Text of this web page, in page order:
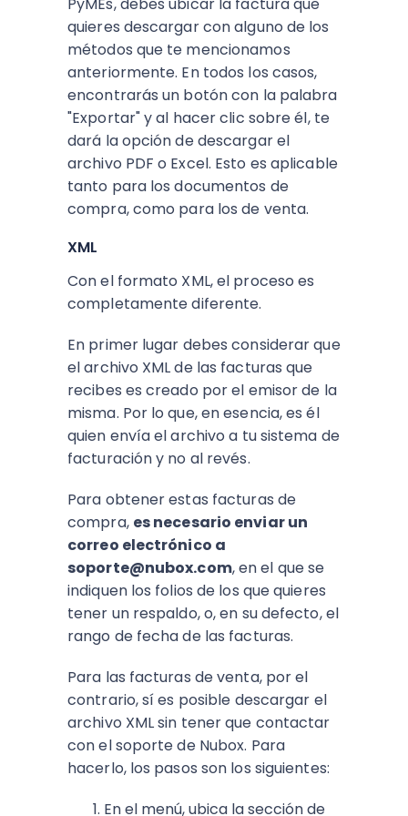
quieres descargar con alguno de los
métodos que te mencionamos
anteriormente. En todos los casos,
encontrarás un botón con la palabra
"Exportar" y al hacer clic sobre él, te
dará la opción de descargar el
archivo PDF o Excel. Esto es aplicable
tanto para los documentos de
compra, como para los de venta.
XML
Con el formato XML, el proceso es
completamente diferente.
En primer lugar debes considerar que
el archivo XML de las facturas que
recibes es creado por el emisor de la
misma. Por lo que, en esencia, es él
quien envía el archivo a tu sistema de
facturación y no al revés.
Para obtener estas facturas de
compra, es necesario enviar un
correo electrónico a
soporte@nubox.com, en el que se
indiquen los folios de los que quieres
tener un respaldo, o, en su defecto, el
rango de fecha de las facturas.
Para las facturas de venta, por el
contrario, sí es posible descargar el
archivo XML sin tener que contactar
con el soporte de Nubox. Para
hacerlo, los pasos son los siguientes:
En el menú, ubica la sección de